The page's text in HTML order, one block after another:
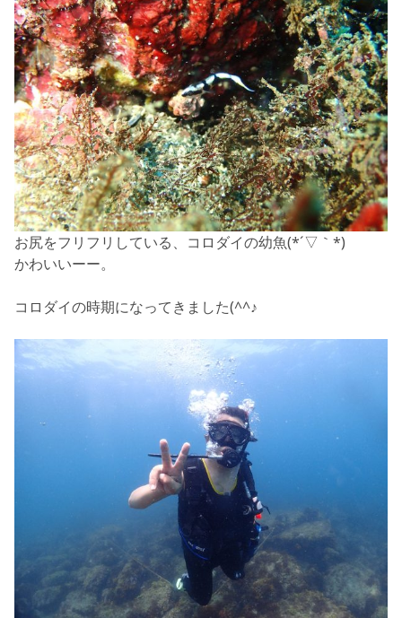
お尻をフリフリしている、コロダイの幼魚(*´▽｀*)
かわいいーー。
コロダイの時期になってきました(^^♪